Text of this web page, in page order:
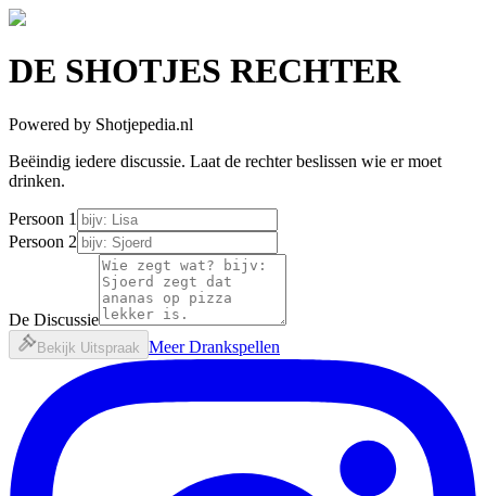
DE SHOTJES RECHTER
Powered by Shotjepedia.nl
Beëindig iedere discussie. Laat de rechter beslissen wie er moet
drinken.
Persoon 1
Persoon 2
De Discussie
Bekijk Uitspraak Meer Drankspellen